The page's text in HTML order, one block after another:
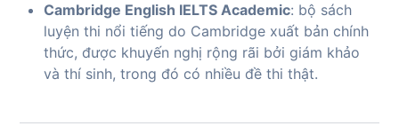
Cambridge English IELTS Academic: bộ sách
luyện thi nổi tiếng do Cambridge xuất bản chính
thức, được khuyến nghị rộng rãi bởi giám khảo
và thí sinh, trong đó có nhiều đề thi thật.